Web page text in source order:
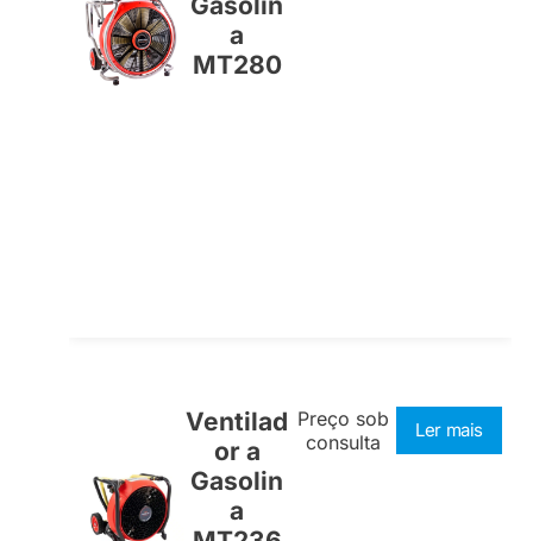
a
MT280
Ventilad
or a
Gasolin
a
Preço sob
consulta
Ler mais